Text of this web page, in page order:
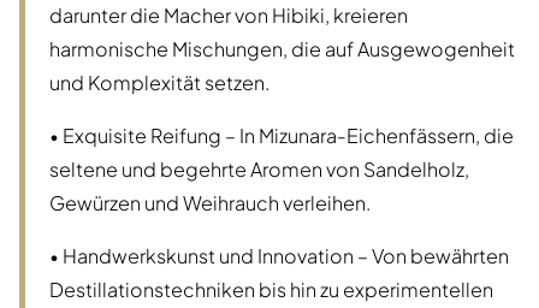
darunter die Macher von Hibiki, kreieren
harmonische Mischungen, die auf Ausgewogenheit
und Komplexität setzen.
• Exquisite Reifung – In Mizunara-Eichenfässern, die
seltene und begehrte Aromen von Sandelholz,
Gewürzen und Weihrauch verleihen.
• Handwerkskunst und Innovation – Von bewährten
Destillationstechniken bis hin zu experimentellen